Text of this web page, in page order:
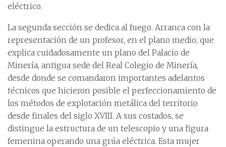
eléctrico.
La segunda sección se dedica al fuego. Arranca con la
representación de un profesor, en el plano medio, que
explica cuidadosamente un plano del Palacio de
Minería, antigua sede del Real Colegio de Minería,
desde donde se comandaron importantes adelantos
técnicos que hicieron posible el perfeccionamiento de
los métodos de explotación metálica del territorio
desde finales del siglo XVIII. A sus costados, se
distingue la estructura de un telescopio y una figura
femenina operando una grúa eléctrica. Esta mujer